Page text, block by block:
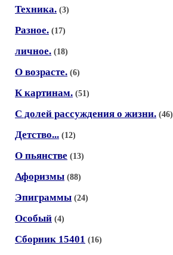
Техника. (3)
Разное. (17)
личное. (18)
О возрасте. (6)
К картинам. (51)
С долей рассуждения о жизни. (46)
Детство... (12)
О пьянстве (13)
Афоризмы (88)
Эпиграммы (24)
Особый (4)
Сборник 15401 (16)